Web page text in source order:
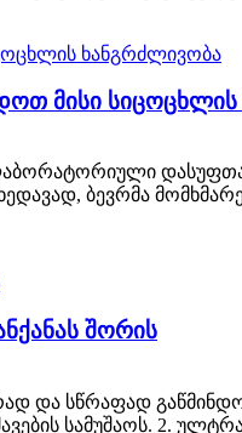
მისი
ბევრმა
შორის
და სწრაფად
სამუშაოს. 2.